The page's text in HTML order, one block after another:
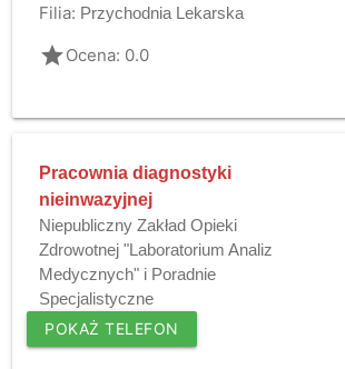
Filia: Przychodnia Lekarska
gradeOcena: 0.0
Pracownia diagnostyki
nieinwazyjnej
Niepubliczny Zakład Opieki
Zdrowotnej "Laboratorium Analiz
Medycznych" i Poradnie
Specjalistyczne
POKAŻ TELEFON